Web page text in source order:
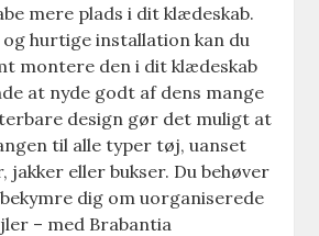
mere plads i dit klædeskab.
og hurtige installation kan du
montere den i dit klædeskab
at nyde godt af dens mange
design gør det muligt at
til alle typer tøj, uanset
jakker eller bukser. Du behøver
dig om uorganiserede
– med Brabantia